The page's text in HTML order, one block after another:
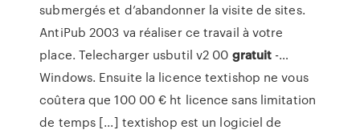
submergés et d’abandonner la visite de sites.
AntiPub 2003 va réaliser ce travail à votre
place. Telecharger usbutil v2 00 gratuit -…
Windows. Ensuite la licence textishop ne vous
coûtera que 100 00 € ht licence sans limitation
de temps [...] textishop est un logiciel de